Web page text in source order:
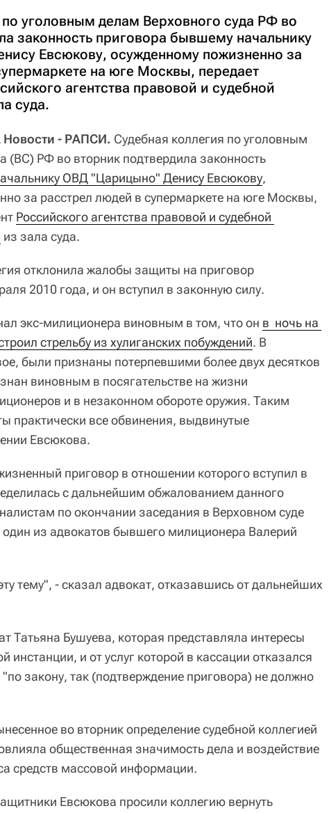
по уголовным делам Верховного суда РФ во
законность приговора бывшему начальнику
Евсюкову, осужденному пожизненно за
на юге Москвы, передает
агентства правовой и судебной
суда.
- РАПСИ. Судебная коллегия по уголовным
(ВС) РФ во вторник подтвердила законность
ОВД "Царицыно" Денису Евсюкову,
за расстрел людей в супермаркете на юге Москвы,
Российского агентства правовой и судебной
из зала суда.
отклонила жалобы защиты на приговор
2010 года, и он вступил в законную силу.
экс-милиционера виновным в том, что он в  ночь на
стрельбу из хулиганских побуждений. В
были признаны потерпевшими более двух десятков
виновным в посягательстве на жизни
и в незаконном обороте оружия. Таким
практически все обвинения, выдвинутые
Евсюкова.
приговор в отношении которого вступил в
с дальнейшим обжалованием данного
по окончании заседания в Верховном суде
из адвокатов бывшего милиционера Валерий
тему", - сказал адвокат, отказавшись от дальнейших
Татьяна Бушуева, которая представляла интересы
инстанции, и от услуг которой в кассации отказался
закону, так (подтверждение приговора) не должно
во вторник определение судебной коллегией
общественная значимость дела и воздействие
средств массовой информации.
Евсюкова просили коллегию вернуть